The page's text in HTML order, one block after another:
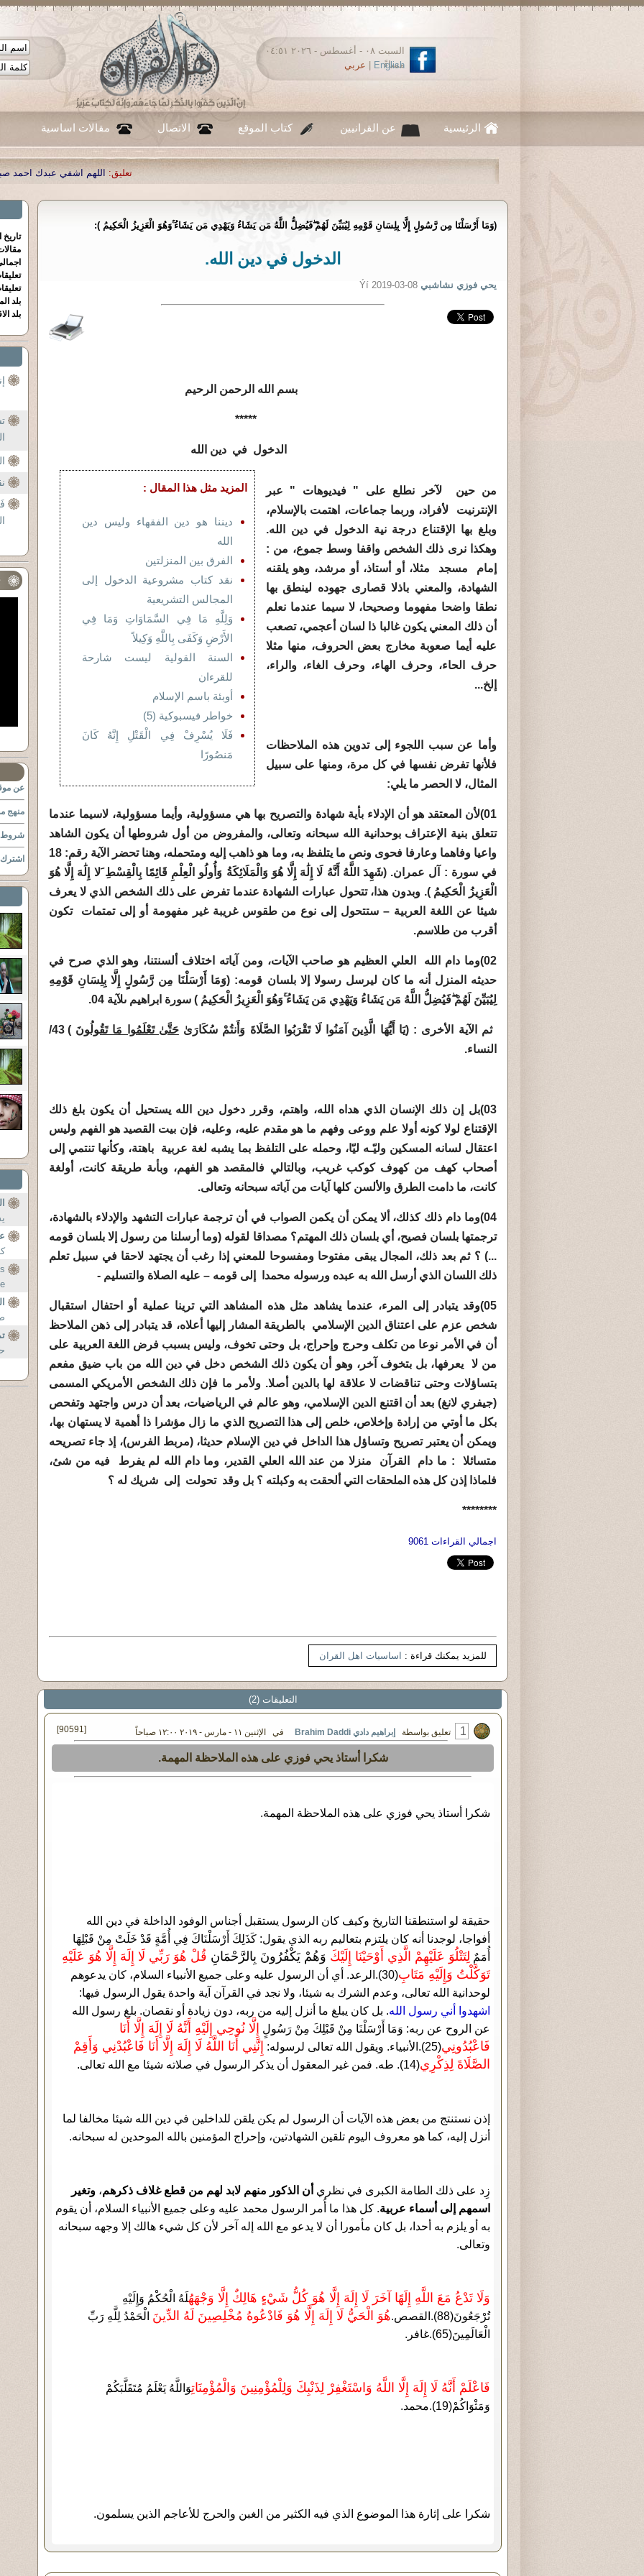
السبت ٠٨ - أغسطس - ٢٠٢٦ ٠٤:٥١
مساءً
English عربي
الرئيسية عن القرانيين كتاب الموقع الاتصال مقالات اساسية
اللهم اشفي عبدك احمد صبحي منصور| تعليق: ...
|
(وَمَا أَرْسَلْنَا مِن رَّسُولٍ إِلَّا بِلِسَانِ قَوْمِهِ لِيُبَيِّنَ لَهُمْ ۖفَيُضِلُّ اللَّهُ مَن يَشَاءُ وَيَهْدِي مَن يَشَاءُ ۚوَهُوَ الْعَزِيزُ الْحَكِيمُ ):
الدخول في دين الله.
يحي فوزي نشاشبي Ýí 2019-03-08
بسم الله الرحمن الرحيم
*****
الدخول في دين الله
المزيد مثل هذا المقال :
ديننا هو دين الفقهاء وليس دين
الله
الفرق بين المنزلتين
نقد كتاب مشروعية الدخول إلى
المجالس التشريعية
وَلِلَّهِ مَا فِي السَّمَاوَاتِ وَمَا فِي
الأَرْضِ وَكَفَى بِاللَّهِ وَكِيلاً
السنة القولية ليست شارحة
للقرءان
أوبئة باسم الإسلام
خواطر فيسبوكية (5)
فَلَا يُسْرِفْ فِي الْقَتْلِ إِنَّهُ كَانَ
مَنصُورًا
من حين لآخر نطلع على " فيديوهات " عبر
الإنترنيت لأفراد، وربما جماعات، اهتمت بالإسلام،
وبلغ بها الإقتناع درجة نية الدخول في دين الله.
وهكذا نرى ذلك الشخص واقفا وسط جموع، من :
إمام مسجد مثلا، أو أستاذ، أو مرشد، وهو يلقنه
الشهادة، والمعني باذلا قصارى جهوده لينطق بها
نطقا واضحا مفهوما وصحيحا، لا سيما عندما نعلم
أن ذلك المعني يكون غالبا ذا لسان أعجمي، تصعب
عليه أيما صعوبة مخارج بعض الحروف، منها مثلا
حرف الحاء، وحرف الهاء، وحرف الغاء، والراء،
إلخ...
وأما عن سبب اللجوء إلى تدوين هذه الملاحظات
فلأنها تفرض نفسها في كل مرة، ومنها على سبيل
المثال، لا الحصر ما يلي:
01)لأن المعتقد هو أن الإدلاء بأية شهادة والتصريح بها هي مسؤولية، وأيما مسؤولية، لاسيما عندما
تتعلق بنية الإعتراف بوحدانية الله سبحانه وتعالى، والمفروض من أول شروطها أن يكون الشاهد
واعيا وفاهما وعارفا فحوى ونص ما يتلفظ به، وما هو ذاهب إليه ومتحمله، وهنا تحضر الآية رقم: 18
في سورة : آل عمران. (شَهِدَ اللَّهُ أَنَّهُ لَا إِلَٰهَ إِلَّا هُوَ وَالْمَلَائِكَةُ وَأُولُو الْعِلْمِ قَائِمًا بِالْقِسْطِ َلا إِلَٰهَ إِلَّا هُوَ
الْعَزِيزُ الْحَكِيمُ ). وبدون هذا، تتحول عبارات الشهادة عندما تفرض على ذلك الشخص الذي لا يعرف
شيئا عن اللغة العربية – ستتحول إلى نوع من طقوس غريبة غير مفهومة أو إلى تمتمات تكون
أقرب من طلاسم.
02)وما دام الله العلي العظيم هو صاحب الآيات، ومن آياته اختلاف ألسنتنا، وهو الذي صرح في
حديثه المنزل أنه ما كان ليرسل رسولا إلا بلسان قومه: (وَمَا أَرْسَلْنَا مِن رَّسُولٍ إِلَّا بِلِسَانِ قَوْمِهِ
لِيُبَيِّنَ لَهُمْفَيُضِلُّ اللَّهُ مَن يَشَاءُ وَيَهْدِي مَن يَشَاءُۚوَهُوَ الْعَزِيزُ الْحَكِيمُ ) سورة ابراهيم ىلآية 04.
ثم الآية الأخرى : (يَا أَيُّهَا الَّذِينَ آمَنُوا لَا تَقْرَبُوا الصَّلَاةَ وَأَنتُمْ سُكَارَىٰحَتَّىٰ تَعْلَمُوا مَا تَقُولُونَ
) 43/
النساء.
03)بل إن ذلك الإنسان الذي هداه الله، واهتم، وقرر دخول دين الله يستحيل أن يكون بلغ ذلك
الإقتناع لولا كونه أولا علم ووعى وفهم ما هو مقدم عليه، وعليه، فإن بيت القصيد هو الفهم وليس
اعتقال لسانه المسكين وليّـه ليّا، وحمله على التلفظ بما يشبه لغة عربية باهتة، وكأنها تنتمي إلى
أصحاب كهف من كهوف كوكب غريب، وبالتالي فالمقصد هو الفهم، وبأىة طريقة كانت، أولغة
كانت، ما دامت الطرق والألسن كلها آيات من آياته سبحانه وتعالى.
04)وما دام ذلك كذلك، ألا يمكن أن يكمن الصواب في أن ترجمة عبارات التشهد والإدلاء بالشهادة،
ترجمتها بلسان فصيح، أي بلسان ذلك المهتم؟ مصداقا لقوله (وما أرسلنا من رسول إلا بلسان قومه
...) ؟ ثم بعد ذلك، المجال يبقى مفتوحا ومفسوحا للمعني إذا رغب أن يجتهد لاحقا في سبيل تعلم
ذلك اللسان الذي أرسل الله به عبده ورسوله محمدا إلى قومه – عليه الصلاة والتسليم -
05)وقد يتبادر إلى المرء، عندما يشاهد مثل هذه المشاهد التي ترينا عملية أو احتفال استقبال
شخص عزم على اعتناق الدين الإسلامي بالطريقة المشار إليها أعلاه، قد يتبادر إلى ذهن الملاحظ
أن في الأمر نوعا من تكلف وحرج وإحراج، بل وحتى تخوف، وليس بسبب فرض اللغة العربية على
من لا يعرفها، بل بتخوف آخر، وهو أن يكون ذلك الشخص دخل في دين الله من باب ضيق مفعم
بتساؤلات وحتى تناقضات لا علاقة لها بالدين أصلا. ولأمر ما فإن ذلك الشخص الأمريكي المسمى
(جيفري لانغ) بعد أن اقتنع الدين الإسلامي، وهو عالم في الرياضيات، بعد أن درس واجتهد وتفحص
بكل ما أوتي من إرادة وإخلاص، خلص إلى هذا التصريح الذي ما زال مؤشرا ذا أهمية لا يستهان بها،
ويمكن أن يعتبر تصريح وتساؤل هذا الداخل في دين الإسلام حديثا، (مربط الفرس)، إذ جاء تصريحه
متسائلا : ما دام القرآن منزلا من عند الله العلي القدير، وما دام الله لم يفرط فيه من شئ،
فلماذا إذن كل هذه الملحقات التي ألحقت به وكبلته ؟ بل وقد تحولت إلى شريك له ؟
********
اجمالي القراءات 9061
للمزيد يمكنك قراءة : اساسيات اهل القران
التعليقات (2)
1 تعليق بواسطة إبراهيم دادي Brahim Daddi في الإثنين ١١ - مارس - ٢٠١٩ ١٢:٠٠ صباحاً [90591]
شكرا أستاذ يحي فوزي على هذه الملاحظة المهمة.
شكرا أستاذ يحي فوزي على هذه الملاحظة المهمة.
حقيقة لو استنطقنا التاريخ وكيف كان الرسول يستقبل أجناس الوفود الداخلة في دين الله
أفواجا، لوجدنا أنه كان يلتزم بتعاليم ربه الذي يقول: كَذَلِكَ أَرْسَلْنَاكَ فِي أُمَّةٍ قَدْ خَلَتْ مِنْ قَبْلِهَا
أُمَمٌ لِتَتْلُوَ عَلَيْهِمْ الَّذِي أَوْحَيْنَا إِلَيْكَ وَهُمْ يَكْفُرُونَ بِالرَّحْمَانِ قُلْ هُوَ رَبِّي لَا إِلَهَ إِلَّا هُوَ عَلَيْهِ
تَوَكَّلْتُ وَإِلَيْهِ مَتَابِ
(30).الرعد. أي أن الرسول عليه وعلى جميع الأنبياء السلام، كان يدعوهم
لوحدانية الله تعالى، وعدم الشرك به شيئا، ولا نجد في القرآن آية واحدة يقول الرسول فيها:
اشهدوا أني رسول الله. بل كان يبلغ ما أنزل إليه من ربه، دون زيادة أو نقصان. بلغ رسول الله
عن الروح عن ربه: وَمَا أَرْسَلْنَا مِنْ قَبْلِكَ مِنْ رَسُولٍ إِلَّا نُوحِي إِلَيْهِ أَنَّهُ لَا إِلَهَ إِلَّا أَنَا
فَاعْبُدُونِي(25).الأنبياء. ويقول الله تعالى لرسوله:
إِنَّنِي أَنَا اللَّهُ لَا إِلَهَ إِلَّا أَنَا فَاعْبُدْنِي وَأَقِمْ
الصَّلَاةَ لِذِكْرِي(14). طه. فمن غير المعقول أن يذكر الرسول في صلاته شيئا مع الله تعالى.
إذن نستنتج من بعض هذه الآيات أن الرسول لم يكن يلقن للداخلين في دين الله شيئا مخالفا لما
أنزل إليه، كما هو معروف اليوم تلقين الشهادتين، وإحراج المؤمنين بالله الموحدين له سبحانه.
زِد على ذلك الطامة الكبرى في نظري أن الذكور منهم لابد لهم من قطع غلاف ذكرهم، وتغير
اسمهم إلى أسماء عربية. كل هذا ما أُمر الرسول محمد عليه وعلى جميع الأنبياء السلام، أن يقوم
به أو يلزم به أحدا، بل كان مأمورا أن لا يدعو مع الله إله آخر لأن كل شيء هالك إلا وجهه سبحانه
وتعالى.
وَلَا تَدْعُ مَعَ اللَّهِ إِلَهًا آخَرَ لَا إِلَهَ إِلَّا هُوَ كُلُّ شَيْءٍ هَالِكٌ إِلَّا وَجْهَهُلَهُ الْحُكْمُ وَإِلَيْهِ
تُرْجَعُونَ(88).القصص.
هُوَ الْحَيُّ لَا إِلَهَ إِلَّا هُوَ فَادْعُوهُ مُخْلِصِينَ لَهُ الدِّينَ الْحَمْدُ لِلَّهِ رَبِّ
الْعَالَمِينَ(65).غافر.
فَاعْلَمْ أَنَّهُ لَا إِلَهَ إِلَّا اللَّهُ وَاسْتَغْفِرْ لِذَنْبِكَ وَلِلْمُؤْمِنِينَ وَالْمُؤْمِنَاتِوَاللَّهُ يَعْلَمُ مُتَقَلَّبَكُمْ
وَمَثْوَاكُمْ(19).محمد.
شكرا على إثارة هذا الموضوع الذي فيه الكثير من الغبن والحرج للأعاجم الذين يسلمون.
تاريخ
بلد
بلد
عن
منهج
شروط
اشترك